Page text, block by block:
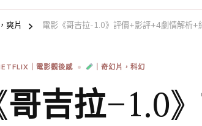
爽片 電影《哥吉拉-1.0》評價+影評+4劇情解析+
｜電影觀後感 ｜奇幻片，科幻
哥吉拉-1.0